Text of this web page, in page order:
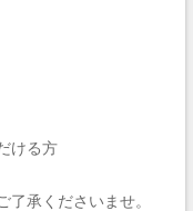
ける方
承くださいませ。